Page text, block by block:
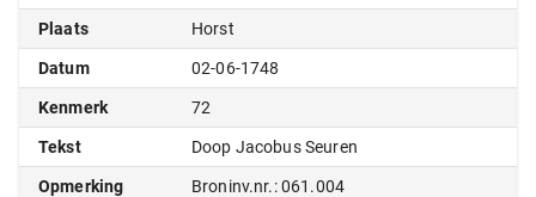
Plaats Horst
Datum 02-06-1748
Kenmerk 72
Tekst Doop Jacobus Seuren
Opmerking Broninv.nr.: 061.004